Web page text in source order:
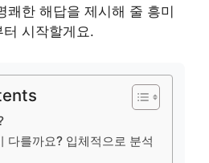
쾌한 해답을 제시해 줄 흥미
시작할게요.
다를까요? 입체적으로 분석